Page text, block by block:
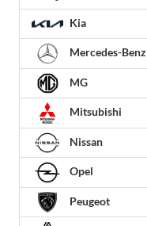
Kia
Mercedes-Benz
MG
Mitsubishi
Nissan
Opel
Peugeot